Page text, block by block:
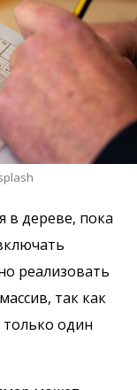
в дереве, пока
реализовать
так как
один